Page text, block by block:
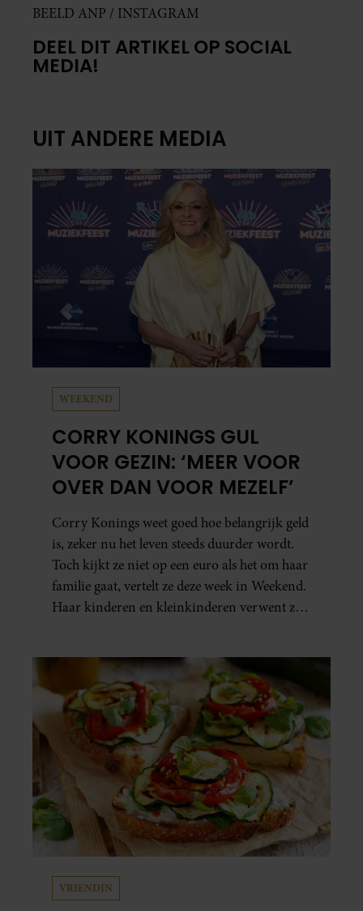
BEELD ANP / INSTAGRAM
DEEL DIT ARTIKEL OP SOCIAL
MEDIA!
UIT ANDERE MEDIA
WEEKEND
CORRY KONINGS GUL
VOOR GEZIN: ‘MEER VOOR
OVER DAN VOOR MEZELF’
Corry Konings weet goed hoe belangrijk geld
is, zeker nu het leven steeds duurder wordt.
Toch kijkt ze niet op een euro als het om haar
familie gaat, vertelt ze deze week in Weekend.
Haar kinderen en kleinkinderen verwent ze
VRIENDIN